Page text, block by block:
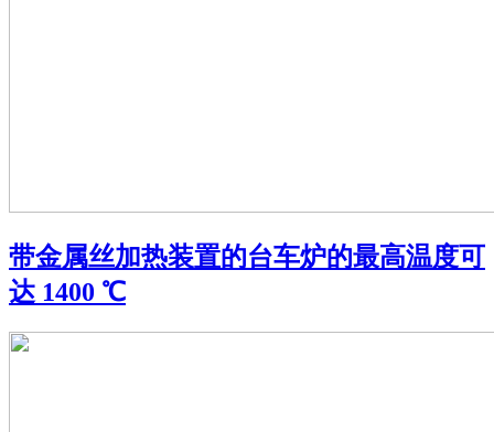
带金属丝加热装置的台车炉的最高温度可
达 1400 ℃